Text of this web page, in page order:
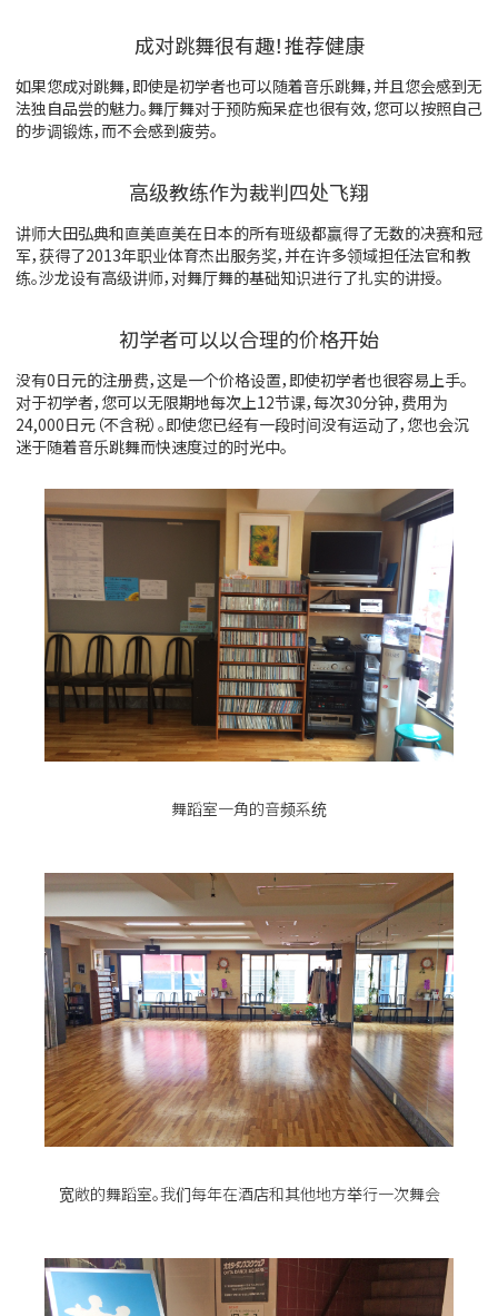
成对跳舞很有趣！推荐健康
如果您成对跳舞，即使是初学者也可以随着音乐跳舞，并且您会感到无
法独自品尝的魅力。舞厅舞对于预防痴呆症也很有效，您可以按照自己
的步调锻炼，而不会感到疲劳。
高级教练作为裁判四处飞翔
讲师大田弘典和直美直美在日本的所有班级都赢得了无数的决赛和冠
军，获得了2013年职业体育杰出服务奖，并在许多领域担任法官和教
练。沙龙设有高级讲师，对舞厅舞的基础知识进行了扎实的讲授。
初学者可以以合理的价格开始
没有0日元的注册费，这是一个价格设置，即使初学者也很容易上手。
对于初学者，您可以无限期地每次上12节课，每次30分钟，费用为
24,000日元（不含税）。即使您已经有一段时间没有运动了，您也会沉
迷于随着音乐跳舞而快速度过的时光中。
舞蹈室一角的音频系统
宽敞的舞蹈室。我们每年在酒店和其他地方举行一次舞会